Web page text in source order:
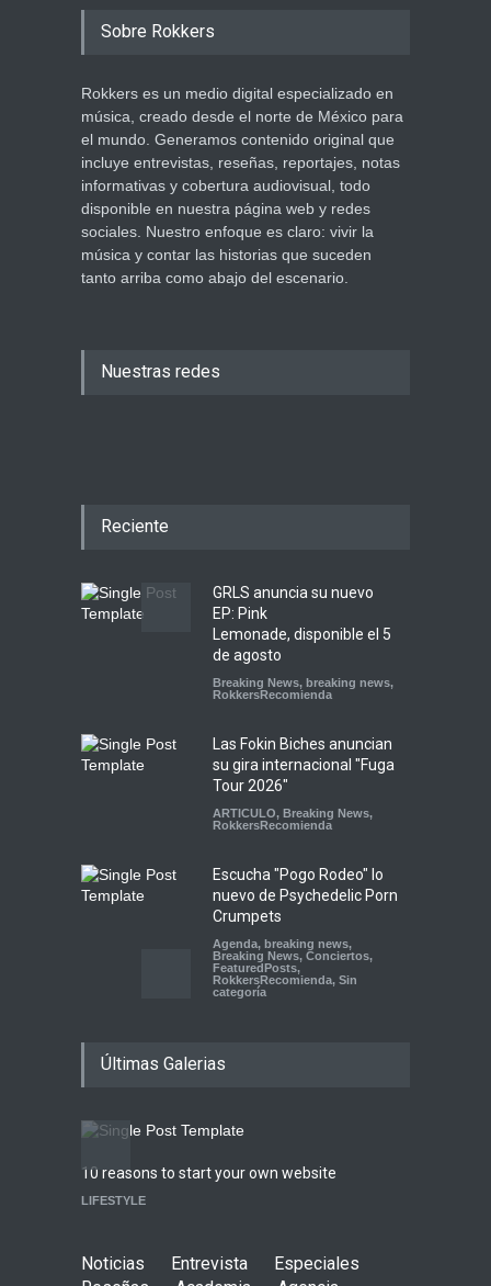
Sobre Rokkers
Rokkers es un medio digital especializado en
música, creado desde el norte de México para
el mundo. Generamos contenido original que
incluye entrevistas, reseñas, reportajes, notas
informativas y cobertura audiovisual, todo
disponible en nuestra página web y redes
sociales. Nuestro enfoque es claro: vivir la
música y contar las historias que suceden
tanto arriba como abajo del escenario.
Nuestras redes
Reciente
GRLS anuncia su nuevo
EP: Pink
Lemonade, disponible el 5
de agosto
Breaking News, breaking news,
RokkersRecomienda
Las Fokin Biches anuncian
su gira internacional "Fuga
Tour 2026"
ARTICULO, Breaking News,
RokkersRecomienda
Escucha "Pogo Rodeo" lo
nuevo de Psychedelic Porn
Crumpets
Agenda, breaking news,
Breaking News, Conciertos,
FeaturedPosts,
RokkersRecomienda, Sin
categoría
en el Auditorio BB de la
News
Conciertos
Playlist Dale Mixx 2026:
Últimas Galerias
10 reasons to start your own website
LIFESTYLE
Noticias Entrevista
Especiales